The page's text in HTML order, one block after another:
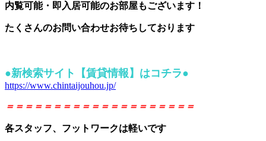
内覧可能・即入居可能のお部屋もございます！
たくさんのお問い合わせお待ちしております
●新検索サイト【賃貸情報】はコチラ●
https://www.chintaijouhou.jp/
＝＝＝＝＝＝＝＝＝＝＝＝＝＝＝＝＝＝＝＝
各スタッフ、フットワークは軽いです